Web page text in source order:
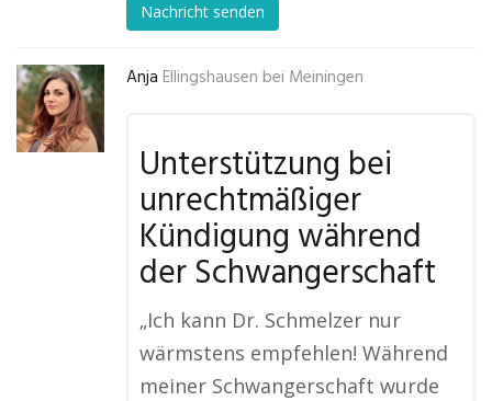
Nachricht senden
Anja Ellingshausen bei Meiningen
Unterstützung bei
unrechtmäßiger
Kündigung während
der Schwangerschaft
„Ich kann Dr. Schmelzer nur
wärmstens empfehlen! Während
meiner Schwangerschaft wurde